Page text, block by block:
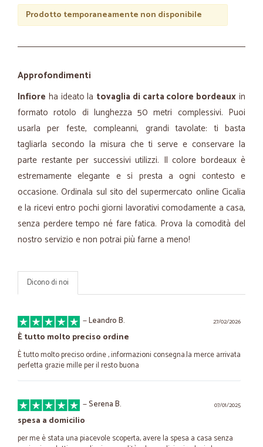
Prodotto temporaneamente non disponibile
Approfondimenti
Infiore ha ideato la tovaglia di carta colore bordeaux in
formato rotolo di lunghezza 50 metri complessivi. Puoi
usarla per feste, compleanni, grandi tavolate: ti basta
tagliarla secondo la misura che ti serve e conservare la
parte restante per successivi utilizzi. Il colore bordeaux è
estremamente elegante e si presta a ogni contesto e
occasione. Ordinala sul sito del supermercato online Cicalia
e la ricevi entro pochi giorni lavorativi comodamente a casa,
senza perdere tempo né fare fatica. Prova la comodità del
nostro servizio e non potrai più farne a meno!
Dicono di noi
27/02/2026
—Leandro B.
È tutto molto preciso ordine
È tutto molto preciso ordine , informazioni consegna.la merce arrivata
perfetta grazie mille per il resto buona
07/01/2025
—Serena B.
spesa a domicilio
per me è stata una piacevole scoperta, avere la spesa a casa senza